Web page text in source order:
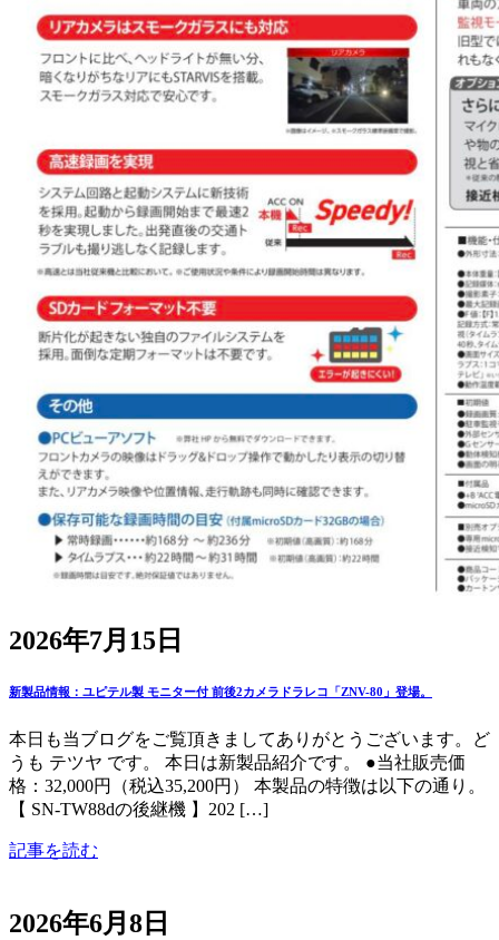
2026年7月15日
新製品情報：ユピテル製 モニター付 前後2カメラドラレコ「ZNV-80」登場。
本日も当ブログをご覧頂きましてありがとうございます。ど
うも テツヤ です。 本日は新製品紹介です。 ●当社販売価
格：32,000円（税込35,200円） 本製品の特徴は以下の通り。
【 SN-TW88dの後継機 】202 […]
記事を読む
2026年6月8日